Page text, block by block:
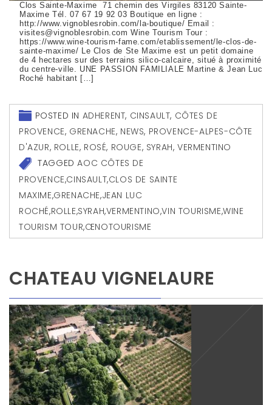
Clos Sainte-Maxime 71 chemin des Virgiles 83120 Sainte-
Maxime Tél. 07 67 19 92 03 Boutique en ligne :
http://www.vignoblesrobin.com/la-boutique/ Email :
visites@vignoblesrobin.com Wine Tourism Tour :
https://www.wine-tourism-fame.com/etablissement/le-clos-de-
sainte-maxime/ Le Clos de Ste Maxime est un petit domaine
de 4 hectares sur des terrains silico-calcaire, situé à proximité
du centre-ville. UNE PASSION FAMILIALE Martine & Jean Luc
Roché habitant […]
POSTED IN ADHERENT, CINSAULT, CÔTES DE
PROVENCE, GRENACHE, NEWS, PROVENCE-ALPES-CÔTE
D'AZUR, ROLLE, ROSÉ, ROUGE, SYRAH,VERMENTINO
TAGGEDAOC CÔTES DE
PROVENCE,CINSAULT,CLOS DE SAINTE
MAXIME,GRENACHE,JEAN LUC
ROCHÉ,ROLLE,SYRAH,VERMENTINO,VIN TOURISME,WINE
TOURISM TOUR,ŒNOTOURISME
CHATEAU VIGNELAURE